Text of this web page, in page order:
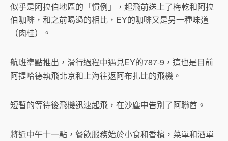
似乎是阿拉伯地區的「慣例」，起飛前送上了梅乾和阿拉
伯咖啡，和之前喝過的相比，EY的咖啡又是另一種味道
（肉桂）。
航班準點推出，滑行過程中遇見EY的787-9，這也是目前
阿提哈德執飛北京和上海往返阿布扎比的飛機。
短暫的等待後飛機迅速起飛，在沙塵中告別了阿聯酋。
將近中午十一點，餐飲服務始於小食和香檳，菜單和酒單